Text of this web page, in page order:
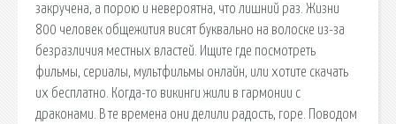
закручена, а порою и невероятна, что лишний раз. Жизни
800 человек общежития висят буквально на волоске из-за
безразличия местных властей. Ищите где посмотреть
фильмы, сериалы, мультфильмы онлайн, или хотите скачать
их бесплатно. Когда-то викинги жили в гармонии с
драконами. В те времена они делили радость, горе. Поводом